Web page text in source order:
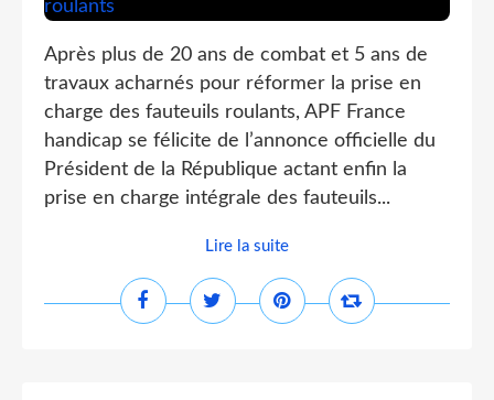
Après plus de 20 ans de combat et 5 ans de
travaux acharnés pour réformer la prise en
charge des fauteuils roulants, APF France
handicap se félicite de l’annonce officielle du
Président de la République actant enfin la
prise en charge intégrale des fauteuils...
Lire la suite